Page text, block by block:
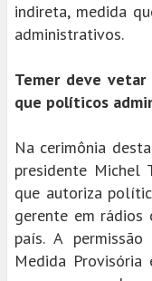
indireta, medida
administrativos.
Temer deve
que políticos
Na cerimônia
presidente Michel
que autoriza
gerente em rádios
país. A
Medida